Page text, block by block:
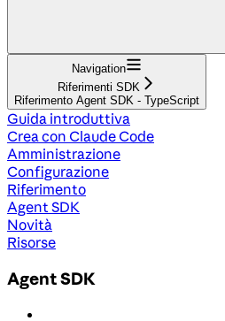
Navigation
Riferimenti SDK
Riferimento Agent SDK - TypeScript
Guida introduttiva
Crea con Claude Code
Amministrazione
Configurazione
Riferimento
Agent SDK
Novità
Risorse
Agent SDK